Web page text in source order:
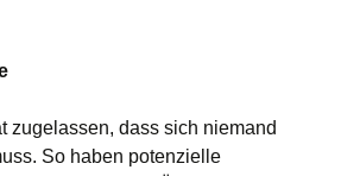
zugelassen, dass sich niemand
So haben potenzielle